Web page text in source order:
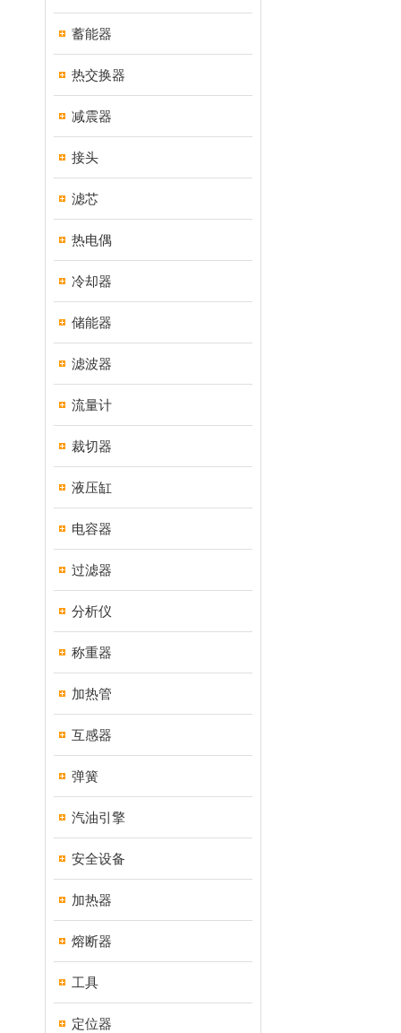
蓄能器
热交换器
减震器
接头
滤芯
热电偶
冷却器
储能器
滤波器
流量计
裁切器
液压缸
电容器
过滤器
分析仪
称重器
加热管
互感器
弹簧
汽油引擎
安全设备
加热器
熔断器
工具
定位器